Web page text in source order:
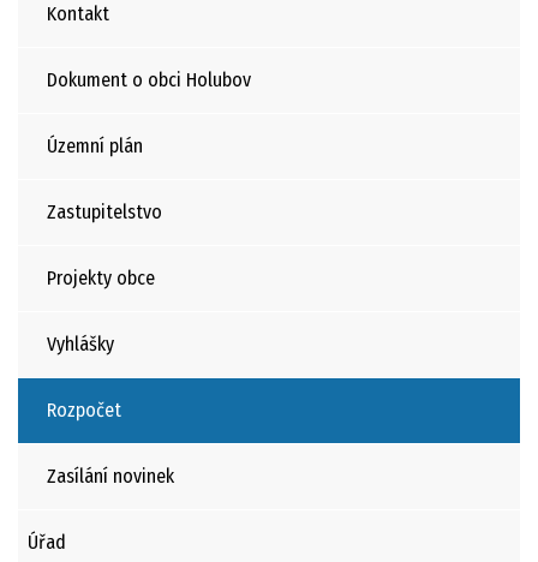
Kontakt
Dokument o obci Holubov
Územní plán
Zastupitelstvo
Projekty obce
Vyhlášky
Rozpočet
Zasílání novinek
Úřad